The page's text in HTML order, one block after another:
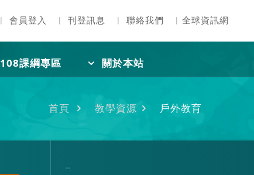
會員登入 刊登訊息 聯絡我們 全球資訊網
108課綱專區 關於本站
首頁 教學資源 戶外教育
:::